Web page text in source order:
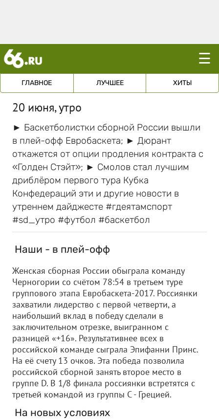
☰
ГЛАВНОЕ ЛУЧШЕЕ ХИТЫ
20 июня, утро
► Баскетболистки сборной России вышли
в плей-офф Евробаскета; ► Дюрант
откажется от опции продления контракта с
«Голден Стэйт»; ► Смолов стал лучшим
дриблёром первого тура Кубка
Конфедераций эти и другие новости в
утреннем дайджесте #гдеятамспорт
#sd_утро #футбол #баскетбол
Наши - в плей-офф
Женская сборная России обыграла команду
Черногории со счётом 78:54 в третьем туре
группового этапа Евробаскета-2017. Россиянки
захватили лидерство с первой четверти, а
наибольший вклад в победу сделали в
заключительном отрезке, выигранном с
разницей «+16». Результативнее всех в
российской команде сыграла Эпифанни Принс.
На её счету 13 очков. Эта победа позволила
российской сборной занять второе место в
группе D. В 1/8 финала россиянки встретятся с
третьей командой из группы С - Грецией.
На новых условиях